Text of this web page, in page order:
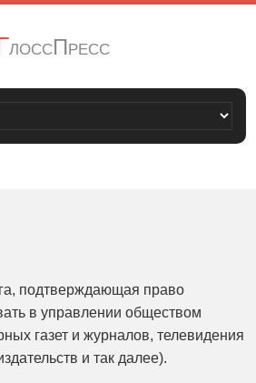
лоссПресс
подтверждающая право
в управлении обществом
газет и журналов, телевидения
и так далее).